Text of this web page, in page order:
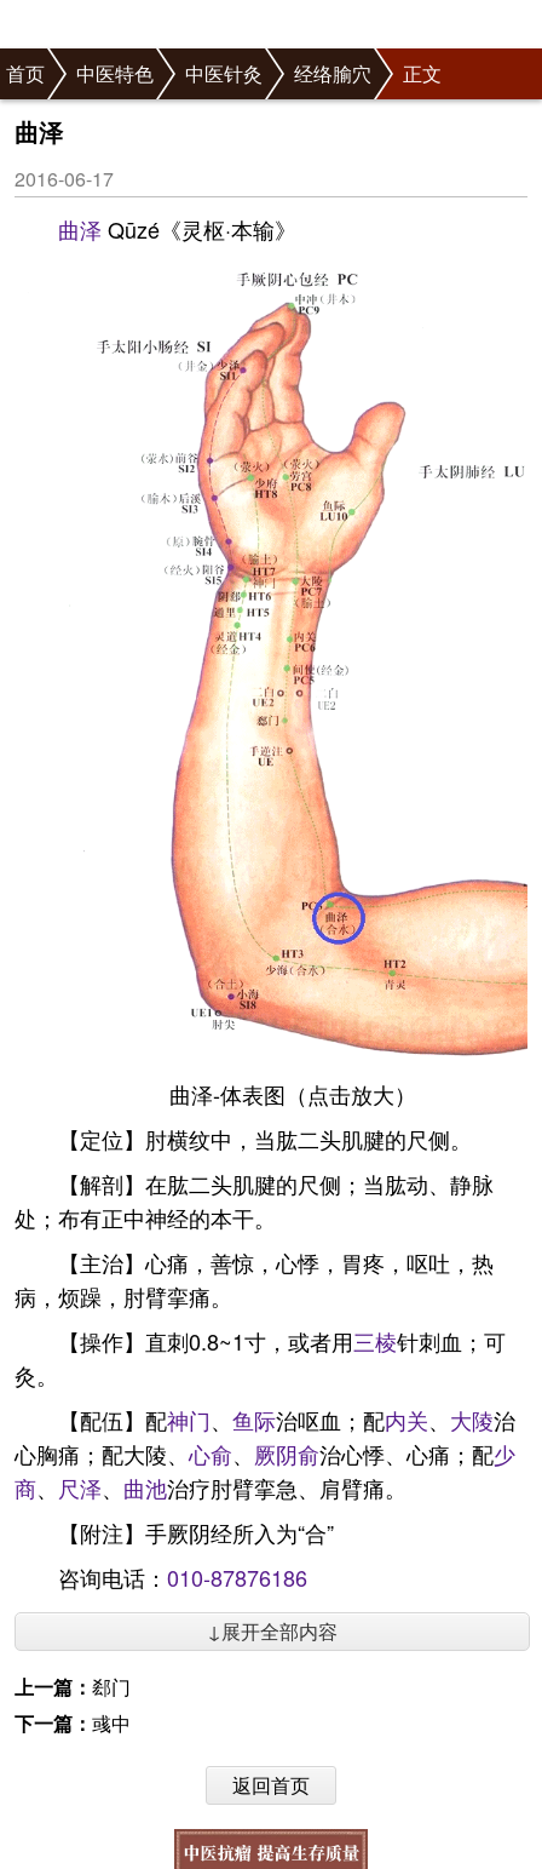
首页 中医特色 中医针灸 经络腧穴 正文
曲泽
2016-06-17
曲泽 Qūzé《灵枢·本输》
曲泽-体表图（点击放大）
【定位】肘横纹中，当肱二头肌腱的尺侧。
【解剖】在肱二头肌腱的尺侧；当肱动、静脉
处；布有正中神经的本干。
【主治】心痛，善惊，心悸，胃疼，呕吐，热
病，烦躁，肘臂挛痛。
【操作】直刺0.8~1寸，或者用三棱针刺血；可
灸。
【配伍】配神门、 鱼际治呕血；配内关、 大陵治
心胸痛；配大陵、心俞、 厥阴俞治心悸、心痛；配少
商、 尺泽、 曲池治疗肘臂挛急、肩臂痛。
【附注】手厥阴经所入为“合”
咨询电话： 010-87876186
↓展开全部内容
上一篇： 郄门
下一篇： 彧中
返回首页